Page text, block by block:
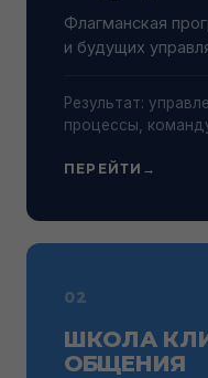
Флагманская
и будущих
Результат:
процессы,
ПЕРЕЙТИ →
02
ШКОЛА
ОБЩЕНИЯ